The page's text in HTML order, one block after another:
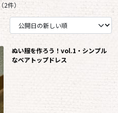
件）
ぬい服を作ろう！vol.1・シンプル
なベアトップドレス